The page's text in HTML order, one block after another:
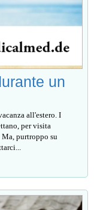
un
all'estero. I
per visita
purtroppo su